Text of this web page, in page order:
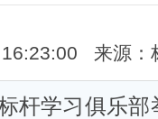
16:23:00 来源
杆学习俱乐